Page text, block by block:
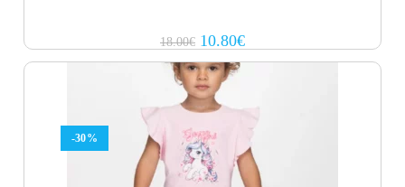
18.00€ Original
price
was:
18.00€.
10.80€Current
price
is:
-30%